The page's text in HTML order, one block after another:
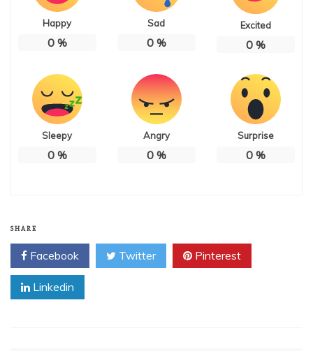
Happy
0%
Sad
0%
Excited
0%
Sleepy
0%
Angry
0%
Surprise
0%
SHARE
Facebook Twitter Pinterest
Linkedin